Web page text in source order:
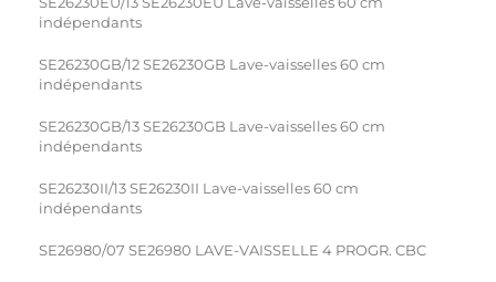
indépendants
SE26230GB/12 SE26230GB Lave-vaisselles 60 cm
indépendants
SE26230GB/13 SE26230GB Lave-vaisselles 60 cm
indépendants
SE26230II/13 SE26230II Lave-vaisselles 60 cm
indépendants
SE26980/07 SE26980 LAVE-VAISSELLE 4 PROGR. CBC